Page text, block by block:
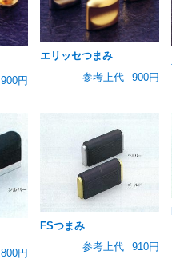
900円
エリッセつまみ
参考上代
900円
800円
FSつまみ
参考上代
910円